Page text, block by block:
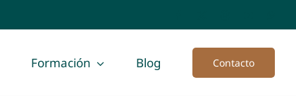
Formación Blog Contacto